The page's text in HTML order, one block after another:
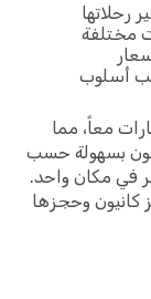
رحلاتها
مختلفة
أسلوب
معاً، مما
بسهولة حسب
في مكان واحد.
كانيون وحجزها